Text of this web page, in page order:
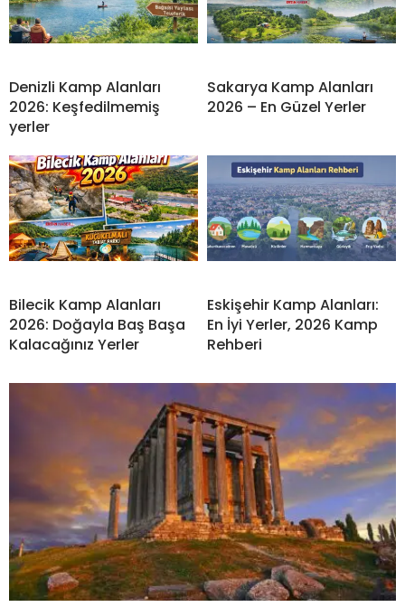
Denizli Kamp Alanları
2026: Keşfedilmemiş
yerler
Sakarya Kamp Alanları
2026 – En Güzel Yerler
Bilecik Kamp Alanları
2026: Doğayla Baş Başa
Kalacağınız Yerler
Eskişehir Kamp Alanları:
En İyi Yerler, 2026 Kamp
Rehberi